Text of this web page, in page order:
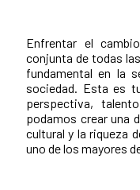
Enfrentar el
conjunta de todas
fundamental en la
sociedad. Esta es
perspectiva,
podamos crear una
cultural y la riqueza
uno de los mayores